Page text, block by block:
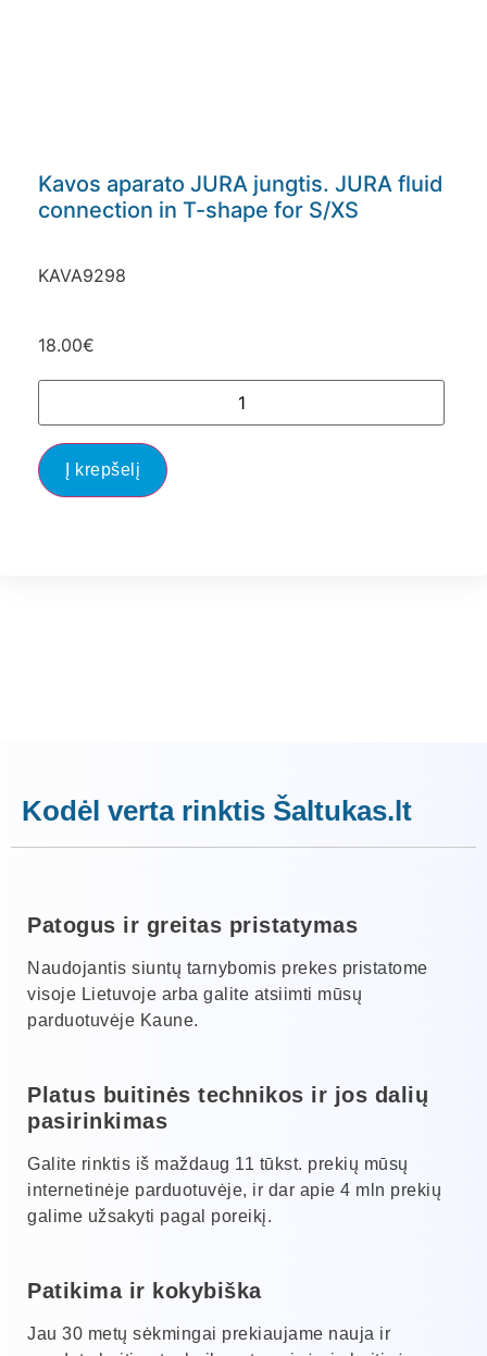
Kavos aparato JURA jungtis. JURA fluid
connection in T-shape for S/XS
KAVA9298
18.00€
Į krepšelį
Kodėl verta rinktis Šaltukas.lt
Patogus ir greitas pristatymas
Naudojantis siuntų tarnybomis prekes pristatome
visoje Lietuvoje arba galite atsiimti mūsų
parduotuvėje Kaune.
Platus buitinės technikos ir jos dalių
pasirinkimas
Galite rinktis iš maždaug 11 tūkst. prekių mūsų
internetinėje parduotuvėje, ir dar apie 4 mln prekių
galime užsakyti pagal poreikį.
Patikima ir kokybiška
Jau 30 metų sėkmingai prekiaujame nauja ir